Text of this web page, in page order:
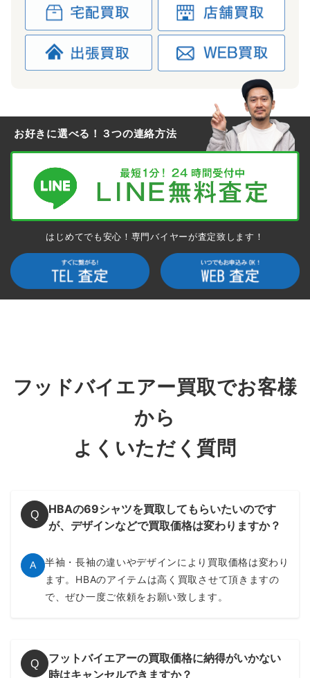
お好きに選べる！３つの連絡方法
はじめてでも安心！専門バイヤーが査定致します！
フッドバイエアー買取でお客様
から
よくいただく質問
Q
HBAの69シャツを買取してもらいたいのです
が、デザインなどで買取価格は変わりますか？
A
半袖・長袖の違いやデザインにより買取価格は変わり
ます。HBAのアイテムは高く買取させて頂きますの
で、ぜひ一度ご依頼をお願い致します。
Q
フットバイエアーの買取価格に納得がいかない
時はキャンセルできますか？